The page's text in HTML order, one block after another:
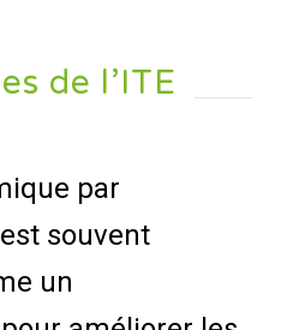
de l’ITE
par
souvent
un